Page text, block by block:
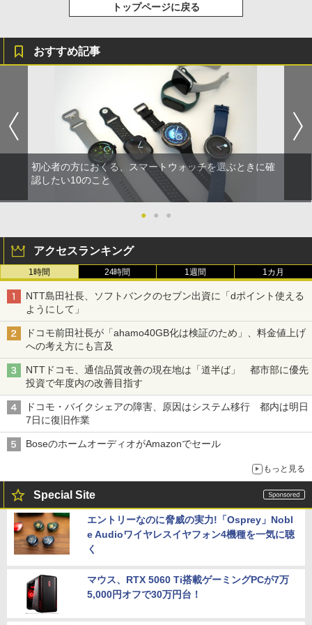
トップページに戻る
おすすめ記事
初心者の方におくる、スマートウォッチを選ぶときに確
認したい10のこと
● ● ●
アクセスランキング
1時間 24時間 1週間 1カ月
NTT島田社長、ソフトバンクのセブン出資に「dポイント使える
ようにして」
ドコモ前田社長が「ahamo40GB化は検証のため」、料金値上げ
への考え方にも言及
NTTドコモ、通信品質改善の現在地は「道半ば」 都市部に優先
投資で年度内の改善目指す
ドコモ・バイクシェアの障害、原因はシステム移行 都内は明日
7日に復旧作業
BoseのホームオーディオがAmazonでセール
もっと見る
Special Site
エントリーなのに脅威の実力!「Osprey」Nobl
e Audioワイヤレスイヤフォン4機種を一気に聴
く
マウス、RTX 5060 Ti搭載ゲーミングPCが7万
5,000円オフで30万円台！